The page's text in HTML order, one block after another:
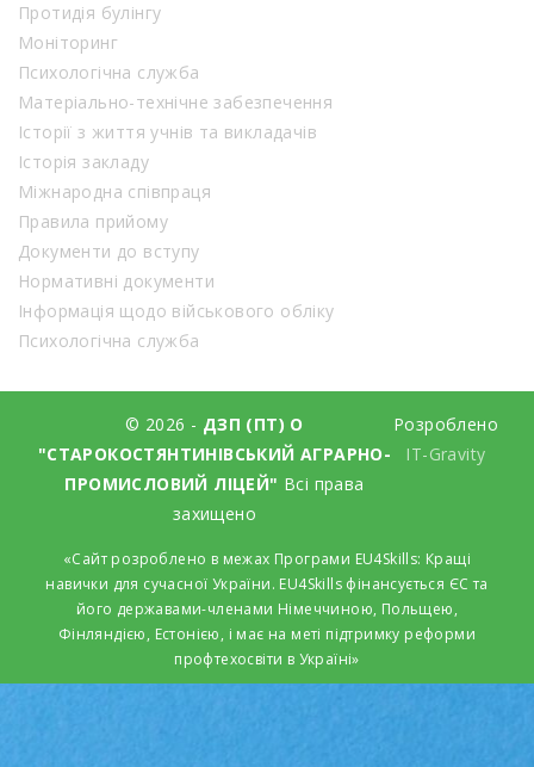
Протидія булінгу
Моніторинг
Психологічна служба
Матеріально-технічне забезпечення
Історії з життя учнів та викладачів
Історія закладу
Міжнародна співпраця
Правила прийому
Документи до вступу
Нормативні документи
Інформація щодо військового обліку
Психологічна служба
© 2026 - ДЗП (ПТ) О
"СТАРОКОСТЯНТИНІВСЬКИЙ АГРАРНО-
ПРОМИСЛОВИЙ ЛІЦЕЙ" Всі права
захищено
Розроблено
IT-Gravity
«Сайт розроблено в межах Програми EU4Skills: Кращі
навички для сучасної України. EU4Skills фінансується ЄС та
його державами-членами Німеччиною, Польщею,
Фінляндією, Естонією, і має на меті підтримку реформи
профтехосвіти в Україні»